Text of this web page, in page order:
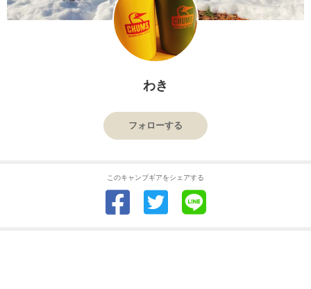
わき
フォローする
このキャンプギアをシェアする